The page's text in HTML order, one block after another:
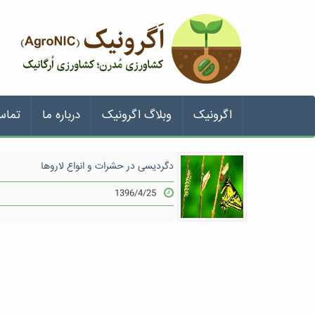
اگرونیک وبلاگ اگرونیک درباره ما
دگردیسی در حشرات و انواع لاروها
1396/4/25